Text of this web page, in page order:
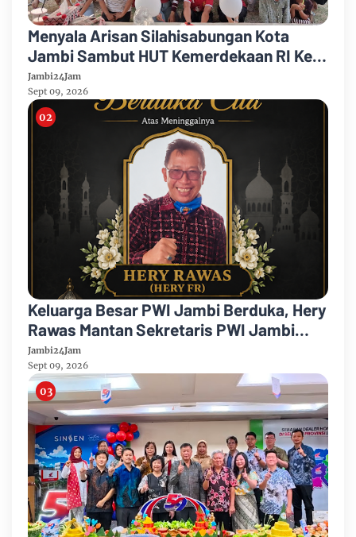
Menyala Arisan Silahisabungan Kota
Jambi Sambut HUT Kemerdekaan RI Ke
81 Gelar Berbagai Kegiatan
Jambi24Jam
Sept 09, 2026
Keluarga Besar PWI Jambi Berduka, Hery
Rawas Mantan Sekretaris PWI Jambi
Tutup Usia
Jambi24Jam
Sept 09, 2026